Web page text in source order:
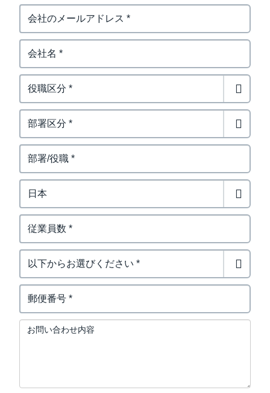
お問い合わせ内容